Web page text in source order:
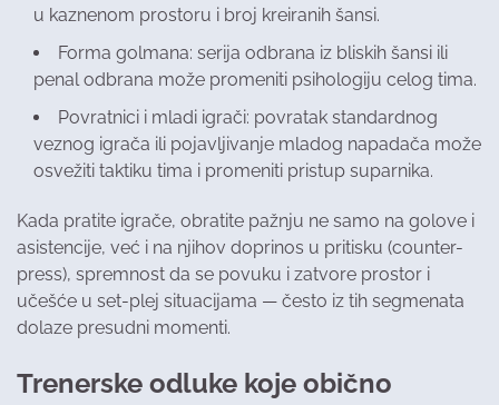
u kaznenom prostoru i broj kreiranih šansi.
Forma golmana: serija odbrana iz bliskih šansi ili
penal odbrana može promeniti psihologiju celog tima.
Povratnici i mladi igrači: povratak standardnog
veznog igrača ili pojavljivanje mladog napadača može
osvežiti taktiku tima i promeniti pristup suparnika.
Kada pratite igrače, obratite pažnju ne samo na golove i
asistencije, već i na njihov doprinos u pritisku (counter-
press), spremnost da se povuku i zatvore prostor i
učešće u set-plej situacijama — često iz tih segmenata
dolaze presudni momenti.
Trenerske odluke koje obično